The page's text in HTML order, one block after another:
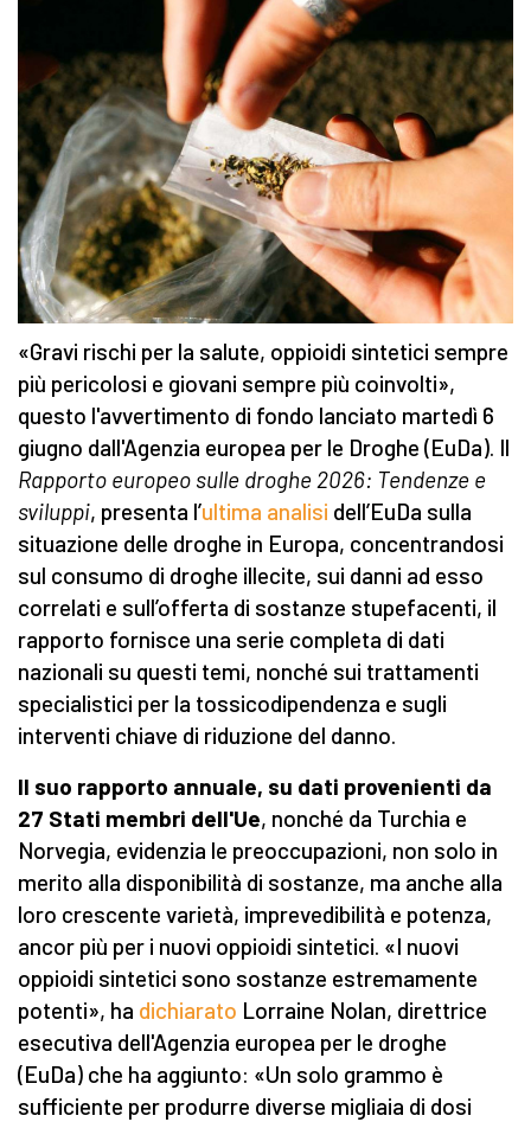
«Gravi rischi per la salute, oppioidi sintetici sempre
più pericolosi e giovani sempre più coinvolti»,
questo l'avvertimento di fondo lanciato martedì 6
giugno dall'Agenzia europea per le Droghe (EuDa). Il
Rapporto europeo sulle droghe 2026: Tendenze e
sviluppi, presenta l’ultima analisi dell’EuDa sulla
situazione delle droghe in Europa, concentrandosi
sul consumo di droghe illecite, sui danni ad esso
correlati e sull’offerta di sostanze stupefacenti, il
rapporto fornisce una serie completa di dati
nazionali su questi temi, nonché sui trattamenti
specialistici per la tossicodipendenza e sugli
interventi chiave di riduzione del danno.
Il suo rapporto annuale, su dati provenienti da
27 Stati membri dell'Ue, nonché da Turchia e
Norvegia, evidenzia le preoccupazioni, non solo in
merito alla disponibilità di sostanze, ma anche alla
loro crescente varietà, imprevedibilità e potenza,
ancor più per i nuovi oppioidi sintetici. «I nuovi
oppioidi sintetici sono sostanze estremamente
potenti», ha dichiarato Lorraine Nolan, direttrice
esecutiva dell'Agenzia europea per le droghe
(EuDa) che ha aggiunto: «Un solo grammo è
sufficiente per produrre diverse migliaia di dosi